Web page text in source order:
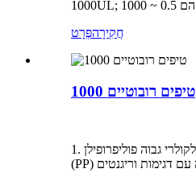
חֲקִירָהפְּרָט
1000 טיפים רובוטיים
1. בדרך כלל עשוי מחומר מולקולרי גבוה פוליפרופילן